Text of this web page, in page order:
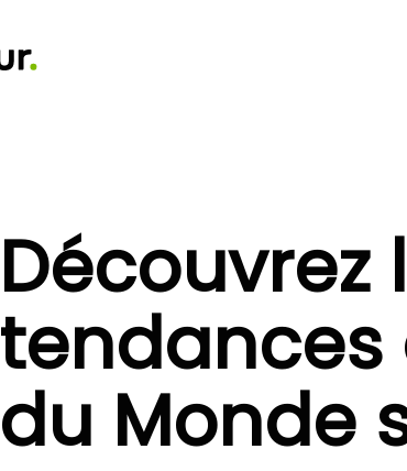
Découvrez
tendances
du Monde